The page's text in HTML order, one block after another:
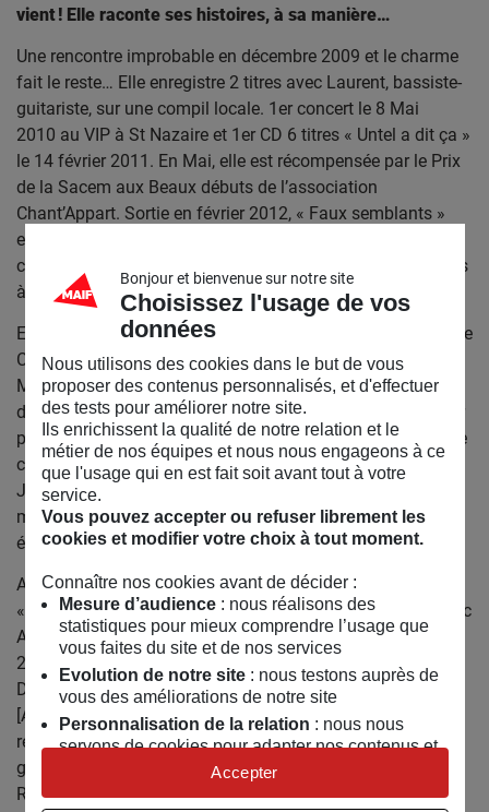
vient ! Elle raconte ses histoires, à sa manière…
Une rencontre improbable en décembre 2009 et le charme
fait le reste… Elle enregistre 2 titres avec Laurent, bassiste-
guitariste, sur une compil locale. 1er concert le 8 Mai
2010 au VIP à St Nazaire et 1er CD 6 titres « Untel a dit ça »
le 14 février 2011. En Mai, elle est récompensée par le Prix
de la Sacem aux Beaux débuts de l’association
Chant’Appart. Sortie en février 2012, « Faux semblants »
entre au classement des radios Quota. Nombreuses
chroniques et finales de tremplins. Deux concerts complets
à Paris (Sentier des Halles et ACP).
En janvier 2013, Manon devient Manon Tanguy et rejoint Le
Comptoir Musical ! Repérage Chantier des Francos, prix
Mozaïc Le Mans Cité Chanson, Prix ACP, de la Musique et
de la Sacem au Pic d’Or à Tarbes, prix Pause Guitare et 1er
prix du jury aux rencontres Matthieu-Côte en 2013 ! Dans le
courant de l’été, Yannis, multi-instrumentiste, remplace
Jenny. Désormais trio avec guitare, piano, ukulélé, basse,
métallophone… Le trio prend une orientation plus Pop
électro.
Après une tournée de 20 dates en Italie, sort le 1er album
« Somniloque » le 17 mars 2014, 11 titres dont un duo avec
Askehoug. Sélectionné pour les concerts Chant’Appart
2015 et 2016. Demi finaliste du prix Moustaki et parmi les
Découvertes d’Alors Chante ! 2015. Après un EP 3 titres
[Autistik] en mars 2016 avec le soutien d’ASF85, le trio est
retourné en studio avec Nicolas Bonnière à la réalisation,
guitariste d’Eiffel et producteur de Manu, Dolly, Calvin
Russel, Manu Lanvin… La mutine Manon Tanguy revient
Bonjour et bienvenue sur notre site
Choisissez l'usage de vos
données
Nous utilisons des cookies dans le but de vous
proposer des contenus personnalisés, et d'effectuer
des tests pour améliorer notre site.
Ils enrichissent la qualité de notre relation et le
métier de nos équipes et nous nous engageons à ce
que l'usage qui en est fait soit avant tout à votre
service.
Vous pouvez accepter ou refuser librement les
cookies et modifier votre choix à tout moment.
Connaître nos cookies avant de décider :
Mesure d’audience: nous réalisons des
statistiques pour mieux comprendre l’usage que
vous faites du site et de nos services
Evolution de notre site: nous testons auprès de
vous des améliorations de notre site
Personnalisation de la relation : nous nous
servons de cookies pour adapter nos contenus et
personnaliser nos offres
Univers publicitaire: nous utilisons avec nos
Accepter